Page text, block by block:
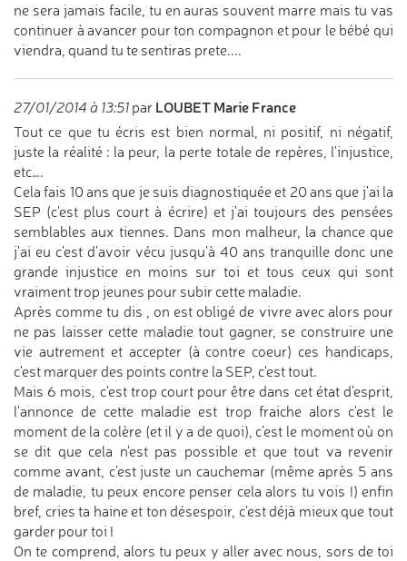
ne sera jamais facile, tu en auras souvent marre mais tu vas
continuer à avancer pour ton compagnon et pour le bébé qui
viendra, quand tu te sentiras prete....
27/01/2014 à 13:51 par LOUBET Marie France
Tout ce que tu écris est bien normal, ni positif, ni négatif,
juste la réalité : la peur, la perte totale de repères, l'injustice,
etc….
Cela fais 10 ans que je suis diagnostiquée et 20 ans que j'ai la
SEP (c'est plus court à écrire) et j'ai toujours des pensées
semblables aux tiennes. Dans mon malheur, la chance que
j'ai eu c'est d'avoir vécu jusqu'à 40 ans tranquille donc une
grande injustice en moins sur toi et tous ceux qui sont
vraiment trop jeunes pour subir cette maladie.
Après comme tu dis , on est obligé de vivre avec alors pour
ne pas laisser cette maladie tout gagner, se construire une
vie autrement et accepter (à contre coeur) ces handicaps,
c'est marquer des points contre la SEP, c'est tout.
Mais 6 mois, c'est trop court pour être dans cet état d'esprit,
l'annonce de cette maladie est trop fraiche alors c'est le
moment de la colère (et il y a de quoi), c'est le moment où on
se dit que cela n'est pas possible et que tout va revenir
comme avant, c'est juste un cauchemar (même après 5 ans
de maladie, tu peux encore penser cela alors tu vois !) enfin
bref, cries ta haine et ton désespoir, c'est déjà mieux que tout
garder pour toi !
On te comprend, alors tu peux y aller avec nous, sors de toi